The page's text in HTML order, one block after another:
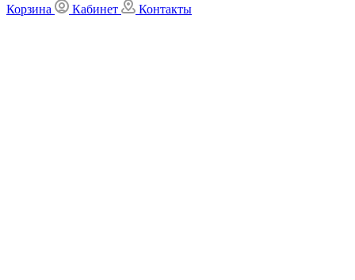
Корзина
Кабинет Контакты